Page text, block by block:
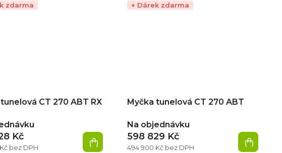
zdarma
CT 270 ABT RX
bez DPH
Kč
+ Dárek zdarma
Myčka tunelová CT 270 ABT
Na objednávku
494 900 Kč bez DPH
598 829 Kč